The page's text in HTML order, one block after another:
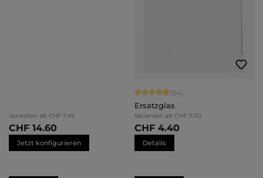
Varianten ab CHF 7.45
CHF 14.60
Jetzt konfigurieren
Durchschnittliche Bewertung von
(94)
Ersatzglas
Varianten ab CHF 3.00
CHF 4.40
Details